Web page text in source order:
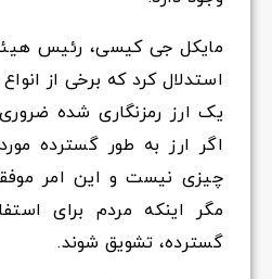
استدلال کرد که برخی از انواع
یک ارز رمزنگاری شده
اگر ارز به طور گسترده مورد
چیزی نیست و این امر
مگر اینکه مردم برای
گسترده، تشویق شوند.